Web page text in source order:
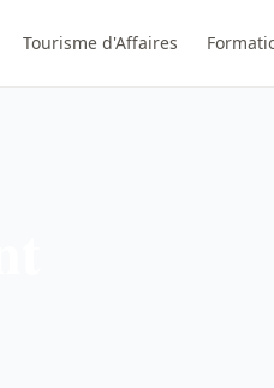
Tourisme d'Affaires